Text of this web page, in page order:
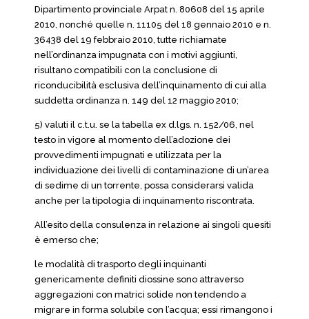
Dipartimento provinciale Arpat n. 80608 del 15 aprile
2010, nonché quelle n. 11105 del 18 gennaio 2010 e n.
36438 del 19 febbraio 2010, tutte richiamate
nell’ordinanza impugnata con i motivi aggiunti,
risultano compatibili con la conclusione di
riconducibilità esclusiva dell’inquinamento di cui alla
suddetta ordinanza n. 149 del 12 maggio 2010;
5) valuti il c.t.u. se la tabella ex d.lgs. n. 152/06, nel
testo in vigore al momento dell’adozione dei
provvedimenti impugnati e utilizzata per la
individuazione dei livelli di contaminazione di un’area
di sedime di un torrente, possa considerarsi valida
anche per la tipologia di inquinamento riscontrata.
All’esito della consulenza in relazione ai singoli quesiti
è emerso che;
le modalità di trasporto degli inquinanti
genericamente definiti diossine sono attraverso
aggregazioni con matrici solide non tendendo a
migrare in forma solubile con l’acqua; essi rimangono i